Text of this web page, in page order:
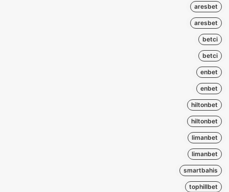
aresbet
aresbet
betci
betci
enbet
enbet
hiltonbet
hiltonbet
limanbet
limanbet
smartbahis
tophillbet